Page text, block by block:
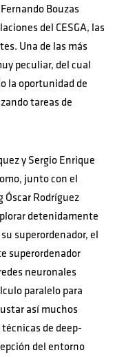
Bouzas
del CESGA, las
Una de las más
peculiar, del cual
la oportunidad de
tareas de
y Sergio Enrique
junto con el
Óscar Rodríguez
detenidamente
superordenador, el
superordenador
neuronales
paralelo para
así muchos
de deep-
del entorno